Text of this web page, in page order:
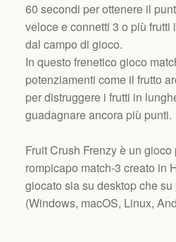
60 secondi per ottenere il
veloce e connetti 3 o più
dal campo di gioco.
In questo frenetico gioco
potenziamenti come il frutto
per distruggere i frutti in
guadagnare ancora più punti.
Fruit Crush Frenzy è un
rompicapo match-3 creato in
giocato sia su desktop che
(Windows, macOS, Linux,